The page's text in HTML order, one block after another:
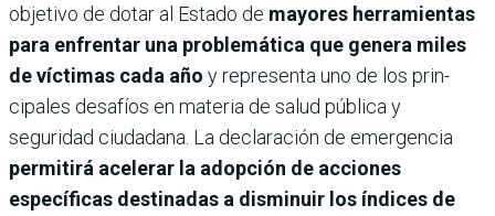
objetivo de dotar al Estado de mayores herramientas
para enfrentar una problemática que genera miles
de víctimas cada año y representa uno de los prin­
cipales desafíos en materia de salud pública y
seguridad ciudadana. La declaración de emergencia
permitirá acele­rar la adopción de acciones
específicas destinadas a dis­minuir los índices de